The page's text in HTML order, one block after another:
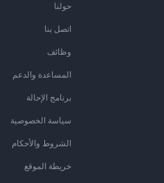
حولنا
اتصل بنا
وظائف
المساعدة والدعم
برنامج الإحالة
سياسة الخصوصية
الشروط والأحكام
خريطة الموقع